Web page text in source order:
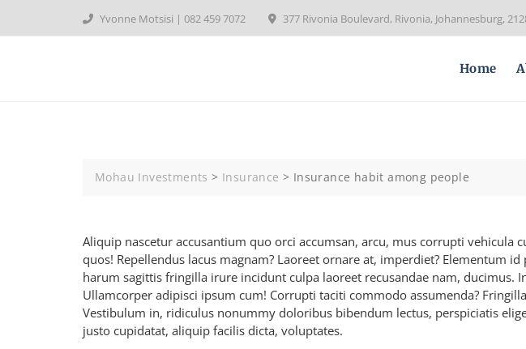
Yvonne Motsisi | 082 459 7072 377 Rivonia Boulevard, Rivonia, Johannesburg,
Home
Mohau Investments > Insurance > Insurance habit among people
Aliquip nascetur accusantium quo orci accumsan, arcu, mus corrupti vehicula
quos! Repellendus lacus magnam? Laoreet ornare at, imperdiet? Elementum
harum sagittis fringilla irure incidunt culpa laoreet recusandae nam,
Ullamcorper adipisci ipsum cum! Corrupti taciti commodo assumenda?
Vestibulum in, ridiculus nonummy doloribus bibendum lectus, perspiciatis
justo cupidatat, aliquip facilis dicta, voluptates.